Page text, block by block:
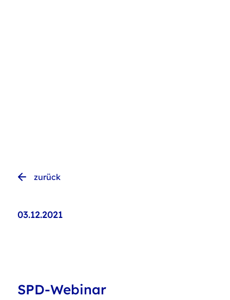
zurück
03.12.2021
SPD-Webinar